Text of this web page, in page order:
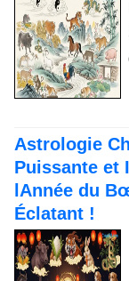
Astrologie
Puissante et
lAnnée du
Éclatant !